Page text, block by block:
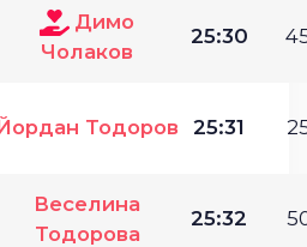
Димо
Чолаков
25:30
Тодоров 25:31
Веселина
Тодорова
25:32